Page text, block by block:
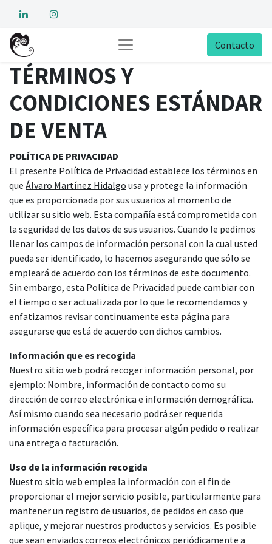
Contacto
TÉRMINOS Y
CONDICIONES ESTÁNDAR
DE VENTA
POLÍTICA DE PRIVACIDAD
El presente Política de Privacidad establece los términos en
que Álvaro Martínez Hidalgo usa y protege la información
que es proporcionada por sus usuarios al momento de
utilizar su sitio web. Esta compañía está comprometida con
la seguridad de los datos de sus usuarios. Cuando le pedimos
llenar los campos de información personal con la cual usted
pueda ser identificado, lo hacemos asegurando que sólo se
empleará de acuerdo con los términos de este documento.
Sin embargo, esta Política de Privacidad puede cambiar con
el tiempo o ser actualizada por lo que le recomendamos y
enfatizamos revisar continuamente esta página para
asegurarse que está de acuerdo con dichos cambios.
Información que es recogida
Nuestro sitio web podrá recoger información personal, por
ejemplo: Nombre, información de contacto como su
dirección de correo electrónica e información demográfica.
Así mismo cuando sea necesario podrá ser requerida
información específica para procesar algún pedido o realizar
una entrega o facturación.
Uso de la información recogida
Nuestro sitio web emplea la información con el fin de
proporcionar el mejor servicio posible, particularmente para
mantener un registro de usuarios, de pedidos en caso que
aplique, y mejorar nuestros productos y servicios. Es posible
que sean enviados correos electrónicos periódicamente a